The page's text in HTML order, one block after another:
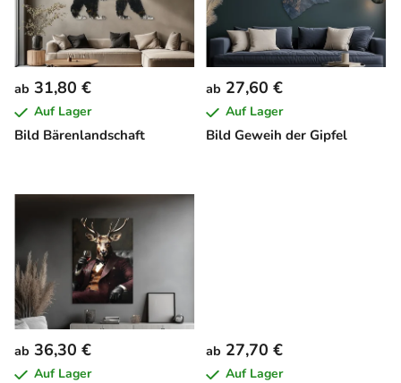
e
e
r
P
r
d
e
Bild Bärenlandschaft
ab 31,80 €
Auf Lager
Bild Geweih der Gipfel
ab 27,60 €
Auf Lager
ab 36,30 €
Auf Lager
ab 27,70 €
Auf Lager